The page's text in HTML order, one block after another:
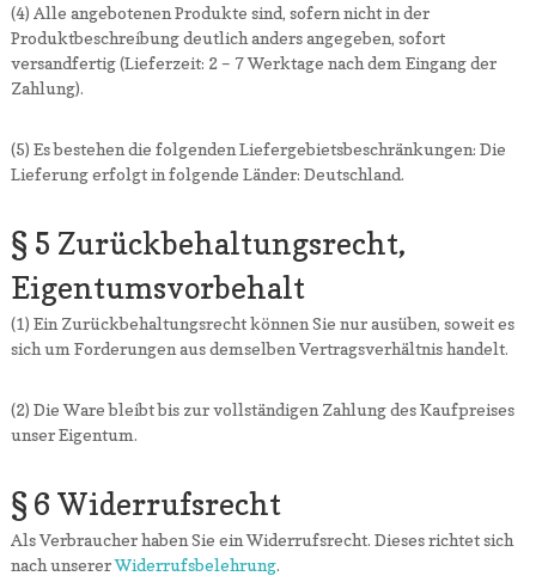
(4) Alle angebotenen Produkte sind, sofern nicht in der
Produktbeschreibung deutlich anders angegeben, sofort
versandfertig (Lieferzeit: 2 – 7 Werktage nach dem Eingang der
Zahlung).
(5) Es bestehen die folgenden Liefergebietsbeschränkungen: Die
Lieferung erfolgt in folgende Länder: Deutschland.
§ 5 Zurückbehaltungsrecht,
Eigentumsvorbehalt
(1) Ein Zurückbehaltungsrecht können Sie nur ausüben, soweit es
sich um Forderungen aus demselben Vertragsverhältnis handelt.
(2) Die Ware bleibt bis zur vollständigen Zahlung des Kaufpreises
unser Eigentum.
§ 6 Widerrufsrecht
Als Verbraucher haben Sie ein Widerrufsrecht. Dieses richtet sich
nach unsererWiderrufsbelehrung.